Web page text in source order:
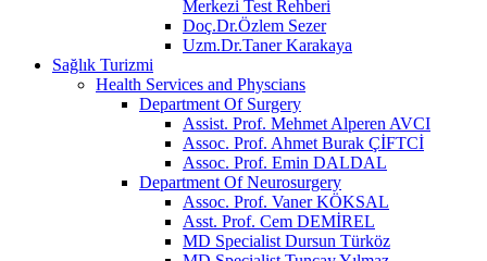
Merkezi Test Rehberi
Doç.Dr.Özlem Sezer
Uzm.Dr.Taner Karakaya
Sağlık Turizmi
Health Services and Physcians
Department Of Surgery
Assist. Prof. Mehmet Alperen AVCI
Assoc. Prof. Ahmet Burak ÇİFTCİ
Assoc. Prof. Emin DALDAL
Department Of Neurosurgery
Assoc. Prof. Vaner KÖKSAL
Asst. Prof. Cem DEMİREL
MD Specialist Dursun Türköz